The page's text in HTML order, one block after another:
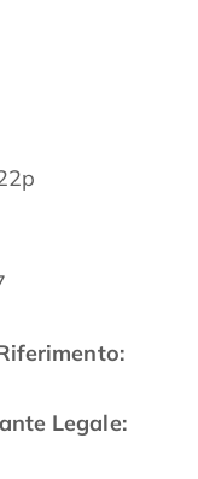
Legale: